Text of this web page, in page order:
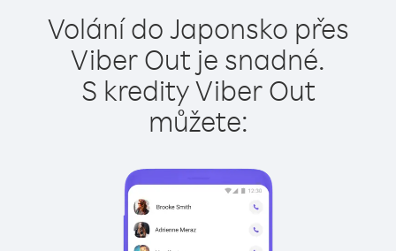
Volání do Japonsko přes
Viber Out je snadné.
S kredity Viber Out
můžete: